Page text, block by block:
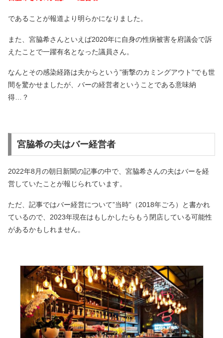
であることが報道より明らかになりました。
また、宮脇希さんといえば2020年に自身の性病被害を府議会で訴
えたことで一躍有名となった議員さん。
なんとその感染経路は夫からという”衝撃のカミングアウト”でも世
間を驚かせましたが、バーの経営者ということである意味納
得…？
宮脇希の夫はバー経営者
2022年8月の朝日新聞の記事の中で、宮脇希さんの夫はバーを経
営していたことが報じられています。
ただ、記事ではバー経営について”当時”（2018年ごろ）と書かれ
ているので、2023年現在はもしかしたらもう閉店している可能性
があるかもしれません。